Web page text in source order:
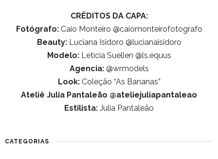
CRÉDITOS DA CAPA:
Fotógrafo:Caio Monteiro @caiomonteirofotografo
Beauty:Luciana Isidoro @lucianaisidoro
Modelo:Letícia Suellen @ls.equus
Agencia:@wrmodels
Look:Coleção “As Bananas”
Ateliê Julia Pantaleão @ateliejuliapantaleao
Estilista: Julia Pantaleão
CATEGORIAS